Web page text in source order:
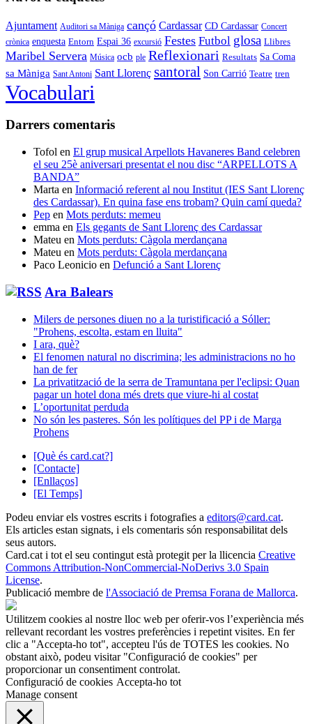
Ajuntament Auditori sa Màniga cançó Cardassar CD Cardassar Concert
crònica enquesta Entorn Espai 36 excursió Festes Futbol glosa Llibres
Maribel Servera Música ocb ple Reflexionari Resultats Sa Coma
sa Màniga Sant Antoni Sant Llorenç santoral Son Carrió Teatre tren
Vocabulari
Darrers comentaris
Tofol en El grup musical Arpellots Havaneres Band celebren
el seu 25è aniversari presentat el nou disc “ARPELLOTS A
BANDA”
Marta en Informació referent al nou Institut (IES Sant Llorenç
des Cardassar). En quina fase ens trobam? Quin camí queda?
Pep en Mots perduts: memeu
emma en Els gegants de Sant Llorenç des Cardassar
Mateu en Mots perduts: Càgola merdançana
Mateu en Mots perduts: Càgola merdançana
Paco Leonicio en Defunció a Sant Llorenç
Ara Balears
Milers de persones diuen no a la turistificació a Sóller:
"Prohens, escolta, estam en lluita"
I ara, què?
El fenomen natural no discrimina; les administracions no ho
han de fer
La privatització de la serra de Tramuntana per l'eclipsi: Quan
pagar un hotel dona més drets que viure-hi al costat
L’oportunitat perduda
No són les pasteres. Són les polítiques del PP i de Marga
Prohens
[Què és card.cat?]
[Contacte]
[Enllaços]
[El Temps]
Podeu enviar els vostres escrits i fotografies a editors@card.cat.
Els articles estan signats, i els comentaris són responsabilitat dels
seus autors.
Card.cat i tot el seu contingut està protegit per la llicencia Creative
Commons Attribution-NonCommercial-NoDerivs 3.0 Spain
License.
Publicació membre de l'Associació de Premsa Forana de Mallorca.
Utilitzem cookies al nostre lloc web per oferir-vos l’experiència més
rellevant recordant les vostres preferències i repetint visites. En fer
clic a "Accepta-ho tot", accepteu l'ús de TOTES les cookies. No
obstant això, podeu visitar "Configuració de cookies" per
proporcionar un consentiment controlat.
Configuració de cookies Accepta-ho tot
Manage consent